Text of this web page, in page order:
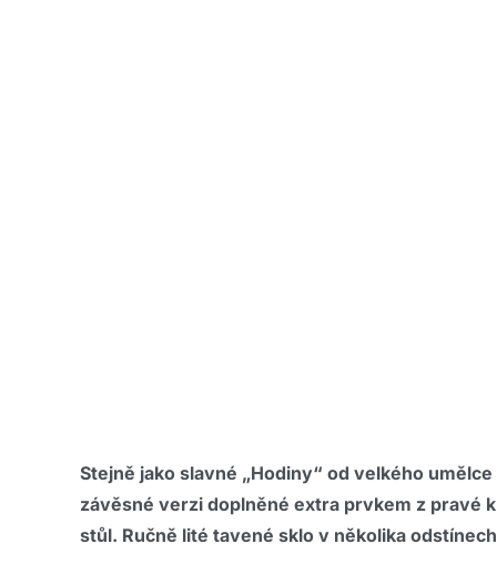
Stejně jako slavné „Hodiny“ od velkého
závěsné verzi doplněné extra prvkem z pravé
stůl. Ručně lité tavené sklo v několika